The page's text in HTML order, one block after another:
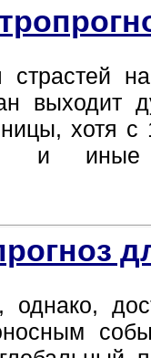
выходит
хотя
и иные